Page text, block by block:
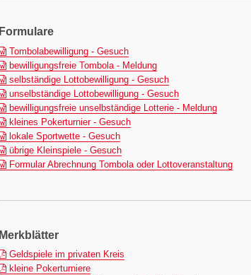
Formulare
Tombolabewilligung - Gesuch(dotx)
bewilligungsfreie Tombola - Meldung(dotx)
selbständige Lottobewilligung - Gesuch(dotx)
unselbständige Lottobewilligung - Gesuch(dotx)
bewilligungsfreie unselbständige Lotterie - Meldung(dotx)
kleines Pokerturnier - Gesuch(dotx)
lokale Sportwette - Gesuch(dotx)
übrige Kleinspiele - Gesuch(dotx)
Formular Abrechnung Tombola oder Lottoveranstaltung(dotx)
Merkblätter
Geldspiele im privaten Kreis
kleine Pokerturniere(pdf)